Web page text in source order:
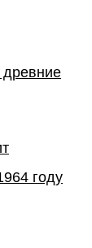
году